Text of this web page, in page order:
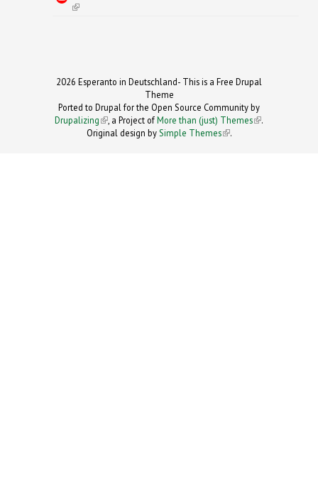
(link is external)
2026 Esperanto in Deutschland- This is a Free Drupal
Theme
Ported to Drupal for the Open Source Community by
Drupalizing(link is external)
, a Project ofMore than (just) Themes (link is
.
Original design bySimple Themes
(link is
.